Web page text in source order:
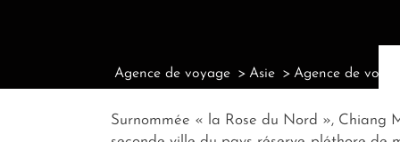
Agence de voyage Asie Agence de
Surnommée « la Rose du Nord », Chiang